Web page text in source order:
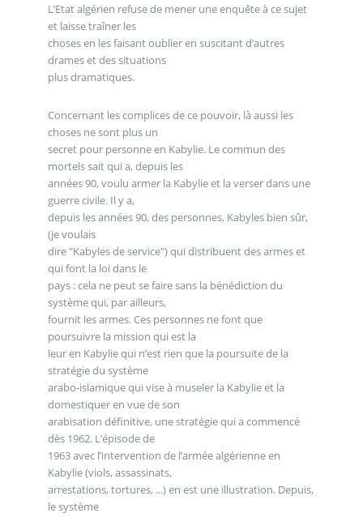
L’Etat algérien refuse de mener une enquête à ce sujet
et laisse traîner les
choses en les faisant oublier en suscitant d’autres
drames et des situations
plus dramatiques.
Concernant les complices de ce pouvoir, là aussi les
choses ne sont plus un
secret pour personne en Kabylie. Le commun des
mortels sait qui a, depuis les
années 90, voulu armer la Kabylie et la verser dans une
guerre civile. Il y a,
depuis les années 90, des personnes, Kabyles bien sûr,
(je voulais
dire "Kabyles de service") qui distribuent des armes et
qui font la loi dans le
pays : cela ne peut se faire sans la bénédiction du
système qui, par ailleurs,
fournit les armes. Ces personnes ne font que
poursuivre la mission qui est la
leur en Kabylie qui n’est rien que la poursuite de la
stratégie du système
arabo-islamique qui vise à museler la Kabylie et la
domestiquer en vue de son
arabisation définitive, une stratégie qui a commencé
dès 1962. L’épisode de
1963 avec l’intervention de l’armée algérienne en
Kabylie (viols, assassinats,
arrestations, tortures, ...) en est une illustration. Depuis,
le système